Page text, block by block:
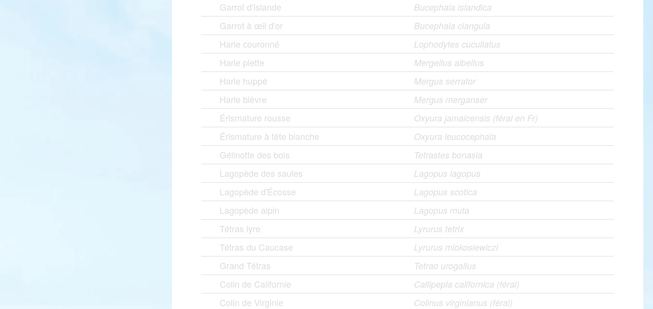
Garrot d'Islande Bucephala islandica
Garrot à œil d'or Bucephala clangula
Harle couronné Lophodytes cucullatus
Harle piette Mergellus albellus
Harle huppé Mergus serrator
Harle bièvre Mergus merganser
Érismature rousse Oxyura jamaicensis (féral en Fr)
Érismature à tête blanche Oxyura leucocephala
Gélinotte des bois Tetrastes bonasia
Lagopède des saules Lagopus lagopus
Lagopède d'Écosse Lagopus scotica
Lagopède alpin Lagopus muta
Tétras lyre Lyrurus tetrix
Tétras du Caucase Lyrurus mlokosiewiczi
Grand Tétras Tetrao urogallus
Colin de Californie Callipepla californica (féral)
Colin de Virginie Colinus virginianus (féral)